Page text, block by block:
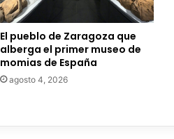
El pueblo de Zaragoza que
alberga el primer museo de
momias de España
agosto 4, 2026